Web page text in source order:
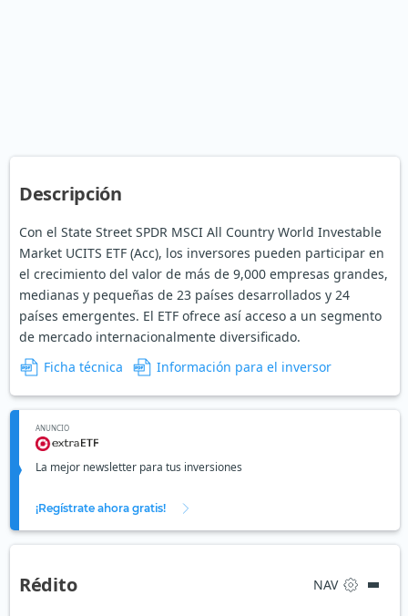
Descripción
Con el State Street SPDR MSCI All Country World Investable
Market UCITS ETF (Acc), los inversores pueden participar en
el crecimiento del valor de más de 9,000 empresas grandes,
medianas y pequeñas de 23 países desarrollados y 24
países emergentes. El ETF ofrece así acceso a un segmento
de mercado internacionalmente diversificado.
Ficha técnica
Información para el inversor
ANUNCIO
La mejor newsletter para tus inversiones
¡Regístrate ahora gratis!
Rédito NAV